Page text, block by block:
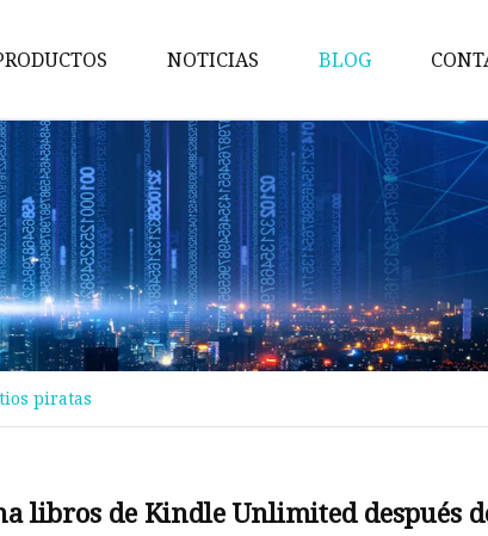
Maquina de pruebas
Máquina de embalaje
Maquina de cortar
Máquina bronceadora
Perforadora
Máquina transportadora
Máquina de implantación
Máquina de libros para niños
NOTICIAS BLOG
piratas
libros de Kindle Unlimited después